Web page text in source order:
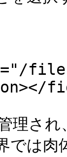
理さ
では